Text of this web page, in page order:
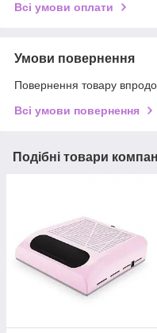
Всі умови оплати
Умови повернення
Повернення товару
Всі умови повернення
Подібні товари